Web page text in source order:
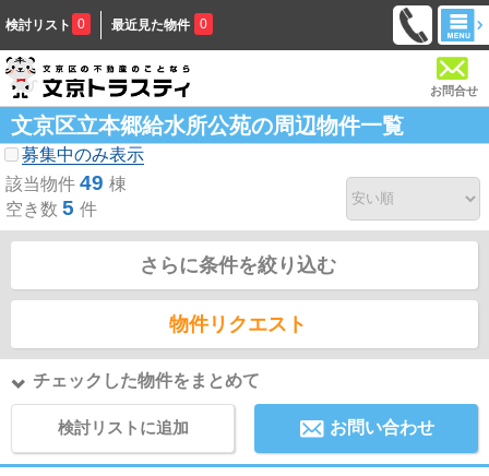
検討リスト 0 最近見た物件 0
お問合せ
文京区立本郷給水所公苑の周辺物件一覧
募集中のみ表示
該当物件 49 棟
空き数 5 件
さらに条件を絞り込む
物件リクエスト
チェックした物件をまとめて
検討リストに追加 お問い合わせ